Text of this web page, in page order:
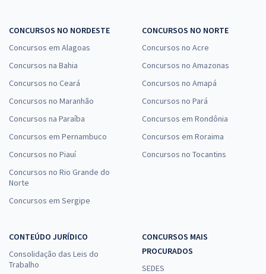
CONCURSOS NO NORDESTE
Concursos em Alagoas
Concursos na Bahia
Concursos no Ceará
Concursos no Maranhão
Concursos na Paraíba
Concursos em Pernambuco
Concursos no Piauí
Concursos no Rio Grande do
Norte
Concursos em Sergipe
CONCURSOS NO NORTE
Concursos no Acre
Concursos no Amazonas
Concursos no Amapá
Concursos no Pará
Concursos em Rondônia
Concursos em Roraima
Concursos no Tocantins
CONTEÚDO JURÍDICO
Consolidação das Leis do
Trabalho
CONCURSOS MAIS
PROCURADOS
SEDES